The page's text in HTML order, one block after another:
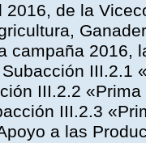
2016, de la
campaña 2016,
III.2.1
III.2.2
III.2.3
a las